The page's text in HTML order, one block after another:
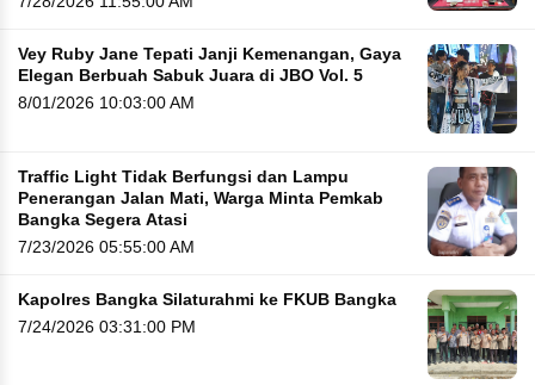
Vey Ruby Jane Tepati Janji Kemenangan, Gaya
Elegan Berbuah Sabuk Juara di JBO Vol. 5
8/01/2026 10:03:00 AM
Traffic Light Tidak Berfungsi dan Lampu
Penerangan Jalan Mati, Warga Minta Pemkab
Bangka Segera Atasi
7/23/2026 05:55:00 AM
Kapolres Bangka Silaturahmi ke FKUB Bangka
7/24/2026 03:31:00 PM